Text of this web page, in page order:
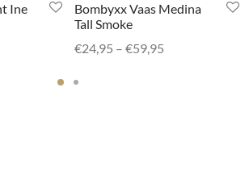
Ine
Bombyxx Vaas Medina
Tall Smoke
€24,95 – €59,95Prijsklasse: